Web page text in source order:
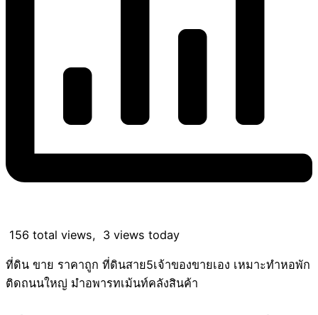
156 total views, 3 views today
ที่ดิน ขาย ราคาถูก ที่ดินสาย5เจ้าของขายเอง เหมาะทำหอพัก
ติดถนนใหญ่ มำอพารทเม้นท์คลังสินค้า